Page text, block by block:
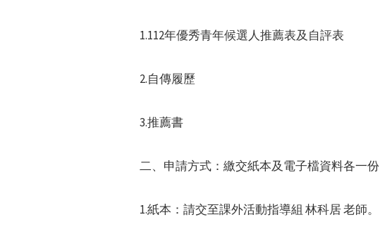
1.112年優秀青年候選人推薦表及自評表
2.自傳履歷
3.推薦書
二、申請方式：繳交紙本及電子檔資料各一份
1.紙本：請交至課外活動指導組 林科居 老師。